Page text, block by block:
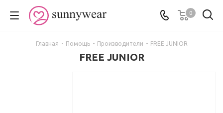
0
Главная - Помощь - Производители - FREE JUNIOR
FREE JUNIOR